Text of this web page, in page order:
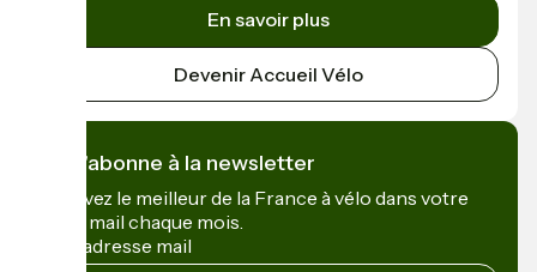
En savoir plus
Devenir Accueil Vélo
Je m'abonne à la newsletter
Recevez le meilleur de la France à vélo dans votre
boîte mail chaque mois.
Mon adresse mail